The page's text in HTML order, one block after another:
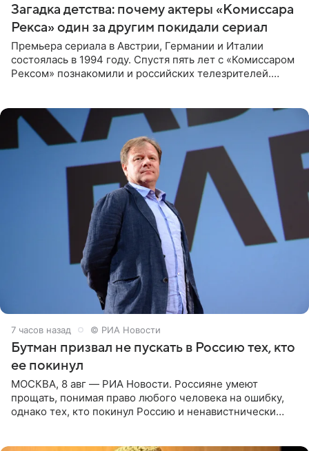
Загадка детства: почему актеры «Комиссара
Рекса» один за другим покидали сериал
Премьера сериала в Австрии, Германии и Италии
состоялась в 1994 году. Спустя пять лет с «Комиссаром
Рексом» познакомили и российских телезрителей.
7 часов назад © РИА Новости
Бутман призвал не пускать в Россию тех, кто
ее покинул
МОСКВА, 8 авг — РИА Новости. Россияне умеют
прощать, понимая право любого человека на ошибку,
однако тех, кто покинул Россию и ненавистнически